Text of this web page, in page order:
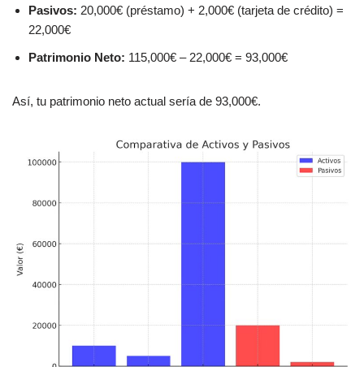
Pasivos: 20,000€ (préstamo) + 2,000€ (tarjeta de crédito) =
22,000€
Patrimonio Neto: 115,000€ – 22,000€ = 93,000€
Así, tu patrimonio neto actual sería de 93,000€.